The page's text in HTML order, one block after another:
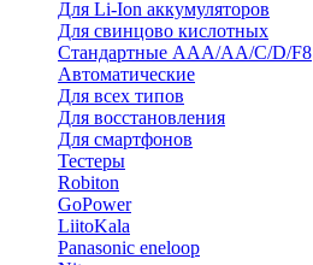
Для Li-Ion аккумуляторов
Для свинцово кислотных
Стандартные ААА/АА/С/D/F8
Автоматические
Для всех типов
Для восстановления
Для смартфонов
Тестеры
Robiton
GoPower
LiitoKala
Panasonic eneloop